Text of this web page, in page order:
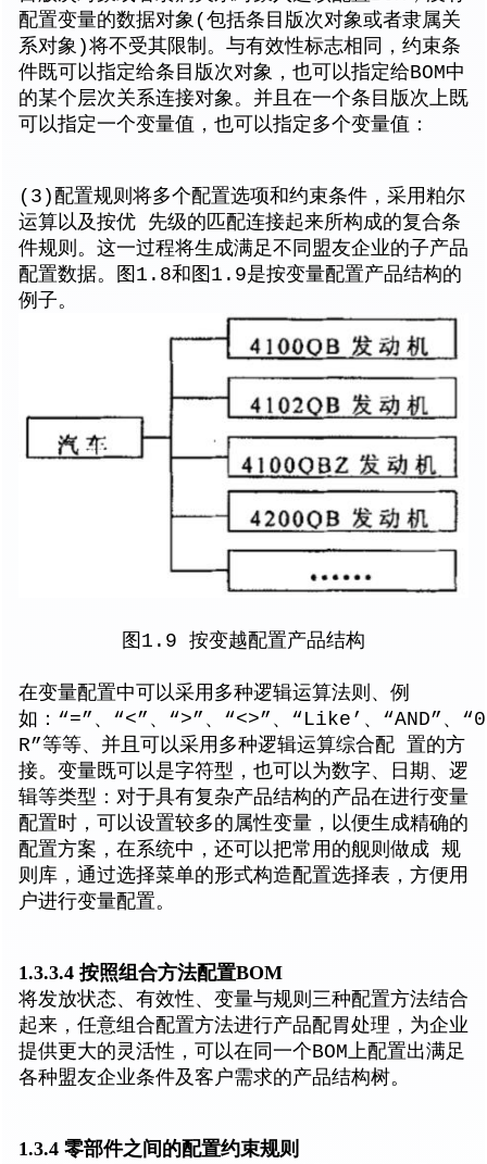
配置变量的数据对象(包括条目版次对象或者隶属关
系对象)将不受其限制。与有效性标志相同，约束条
件既可以指定给条目版次对象，也可以指定给BOM中
的某个层次关系连接对象。并且在一个条目版次上既
可以指定一个变量值，也可以指定多个变量值：
(3)配置规则将多个配置选项和约束条件，采用粕尔
运算以及按优 先级的匹配连接起来所构成的复合条
件规则。这一过程将生成满足不同盟友企业的子产品
配置数据。图1.8和图1.9是按变量配置产品结构的
例子。
图1.9 按变越配置产品结构
在变量配置中可以采用多种逻辑运算法则、例
如：“=”、“<”、“>”、“<>”、“Like’、“AND”、“0
R”等等、并且可以采用多种逻辑运算综合配 置的方
接。变量既可以是字符型，也可以为数字、日期、逻
辑等类型：对于具有复杂产品结构的产品在进行变量
配置时，可以设置较多的属性变量，以便生成精确的
配置方案，在系统中，还可以把常用的舰则做成 规
则库，通过选择菜单的形式构造配置选择表，方便用
户进行变量配置。
1.3.3.4 按照组合方法配置BOM
将发放状态、有效性、变量与规则三种配置方法结合
起来，任意组合配置方法进行产品配胃处理，为企业
提供更大的灵活性，可以在同一个BOM上配置出满足
各种盟友企业条件及客户需求的产品结构树。
1.3.4 零部件之间的配置约束规则